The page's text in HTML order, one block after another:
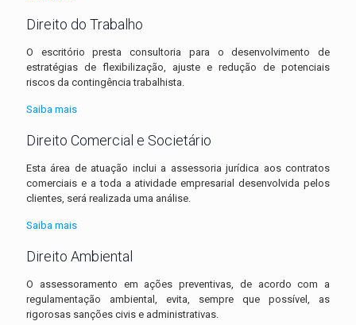
Direito do Trabalho
O escritório presta consultoria para o desenvolvimento de
estratégias de flexibilização, ajuste e redução de potenciais
riscos da contingência trabalhista.
Saiba mais
Direito Comercial e Societário
Esta área de atuação inclui a assessoria jurídica aos contratos
comerciais e a toda a atividade empresarial desenvolvida pelos
clientes, será realizada uma análise.
Saiba mais
Direito Ambiental
O assessoramento em ações preventivas, de acordo com a
regulamentação ambiental, evita, sempre que possível, as
rigorosas sanções civis e administrativas.